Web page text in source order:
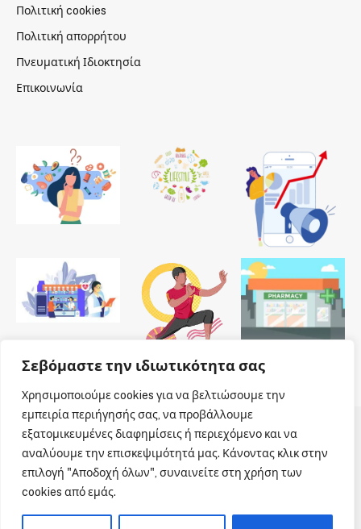
Σεβόμαστε την ιδιωτικότητα σας
Χρησιμοποιούμε cookies για να βελτιώσουμε την
εμπειρία περιήγησής σας, να προβάλλουμε
εξατομικευμένες διαφημίσεις ή περιεχόμενο και να
αναλύουμε την επισκεψιμότητά μας. Κάνοντας κλικ στην
επιλογή "Αποδοχή όλων", συναινείτε στη χρήση των
cookies από εμάς.
Πολιτική cookies
Πολιτική απορρήτου
Πνευματική Ιδιοκτησία
Επικοινωνία
© 2026 Dailypharmanews. Designed byDailypharmanews
Αρχική Όροι χρήσης
Πολιτική cookies
Πολιτική απορρήτου